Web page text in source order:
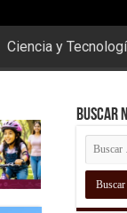
Ciencia y
Buscar